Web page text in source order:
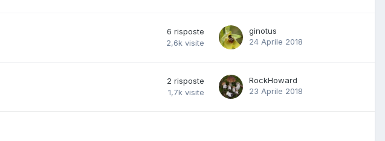
6 risposte
2,6k visite
ginotus
24 Aprile 2018
2 risposte
1,7k visite
RockHoward
23 Aprile 2018